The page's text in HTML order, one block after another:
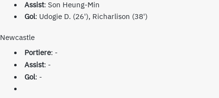
Assist: Son Heung-Min
Gol: Udogie D. (26'), Richarlison (38')
Newcastle
Portiere: -
Assist: -
Gol: -